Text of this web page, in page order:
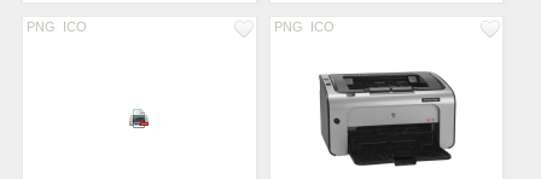
PNG ICO PNG ICO